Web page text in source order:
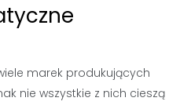
marek produkujących
nie wszystkie z nich cieszą